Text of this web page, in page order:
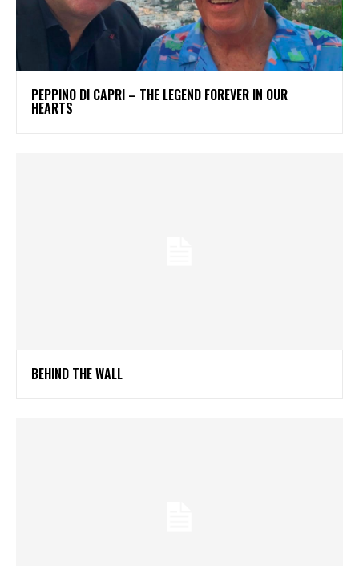
PEPPINO DI CAPRI – THE LEGEND FOREVER IN OUR
HEARTS
BEHIND THE WALL